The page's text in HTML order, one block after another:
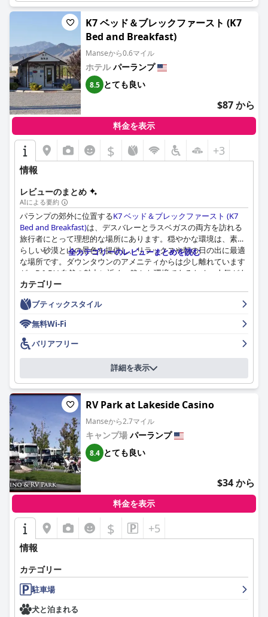
K7 ベッド＆ブレックファースト (K7
Bed and Breakfast)
Manseから0.6マイル
ホテルパーランプ
8.5 とても良い
$87 から
料金を表示
$ +3
情報
レビューのまとめ
AIによる要約
パランプの郊外に位置するK7 ベッド＆ブレックファースト (K7
Bed and Breakfast)は、デスバレーとラスベガスの両方を訪れる
旅行者にとって理想的な場所にあります。穏やかな環境は、素晴
らしい砂漠と山の景色を提供し、リラックスや朝の日の出に最適
な場所です。ダウンタウンのアメニティからは少し離れています
が、B＆Bは自然の魅力に近く、静かな環境であるため、人気があ
ります。
K7での朝食はシンプルですが便利で、基本的なコンチネンタルス
タイルの食事が前日の夕方に部屋に届けられます。シリアル、ペ
ストリー、フルーツ、包装済みのアイテムが含まれており、手軽
に一日を始めたい人のニーズを満たしています。特に早朝出発の
場合、ルームサービスは多くの人に感謝されていますが、より多
くの種類を望むゲストもいます。
食事のハイライトは併設されたピザ屋で、その美味しいピザとた
っぷりとしたサイズ、ハンバーガー、地元のビールが称賛されて
います。時折休業したり、チーズバーガーなどの特定のアイテム
について賛否両論のレビューがありますが、ピザ屋は依然として
大きなプラスの特徴であり、多くのゲストが庭園レストランの温
かい雰囲気を楽しんでいます。
K7の客室は、清潔さ、広さ、そして素朴な魅力で高く評価されて
います。最近の改装により、モダンで手入れの行き届いた内装、
快適なベッド、冷蔵庫、電子レンジ、コーヒーポットなどの機能
的なアメニティが確保されています。3つのベッドを備えたファ
ミリールームは、特に十分なスペースがあることで注目されてい
ますが、古いマットレスや暗い部屋などの小さな問題が時折言及
されています。
K7 ベッド＆ブレックファースト (K7 Bed and Breakfast)
潔さが際立っており、ゲストは常に清潔な宿泊施設と手入れの行
き届いた施設に注目しています。効果的なCovid対策を含む衛生
への配慮は、心配のない滞在に貢献し、美しく手入れの行き届い
全カテゴリーのレビューまとめを読む
カテゴリー
ブティックスタイル
無料Wi-Fi
バリアフリー
詳細を表示
RV Park at Lakeside Casino
Manseから2.7マイル
キャンプ場 パーランプ
8.4 とても良い
$34 から
料金を表示
$ +5
情報
カテゴリー
駐車場
犬と泊まれる